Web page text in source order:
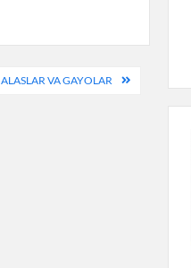
ALASLAR VA GAYOLAR